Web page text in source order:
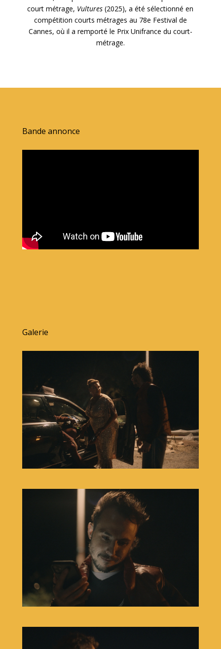
court métrage, Vultures(2025), a été sélectionné en
compétition courts métrages au 78e Festival de
Cannes, où il a remporté le Prix Unifrance du court-
métrage.
Bande annonce
Galerie